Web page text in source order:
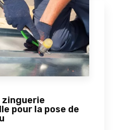
zinguerie
pour la pose de